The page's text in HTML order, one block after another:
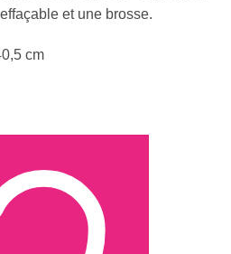
et une brosse.
cm